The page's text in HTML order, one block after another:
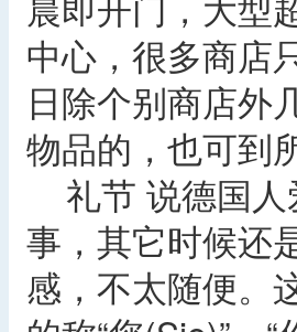
中心，很多商店
日除个别商店外
物品的，也可到
礼节 说德国人
事，其它时候还
感，不太随便。